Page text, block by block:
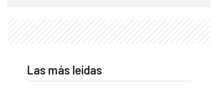
Las más leídas